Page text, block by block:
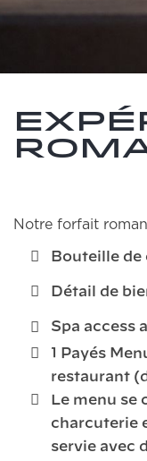
Notre forfait
Bouteille de
Détail de
Spa access
1 Payés
restaurant
Le menu se
charcuterie
servie avec